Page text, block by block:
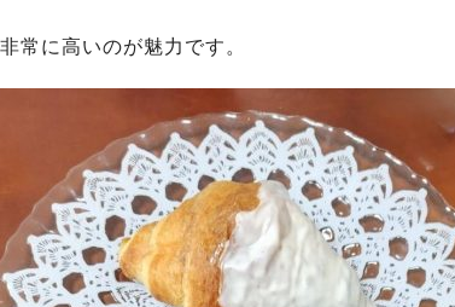
常に高いのが魅力です。